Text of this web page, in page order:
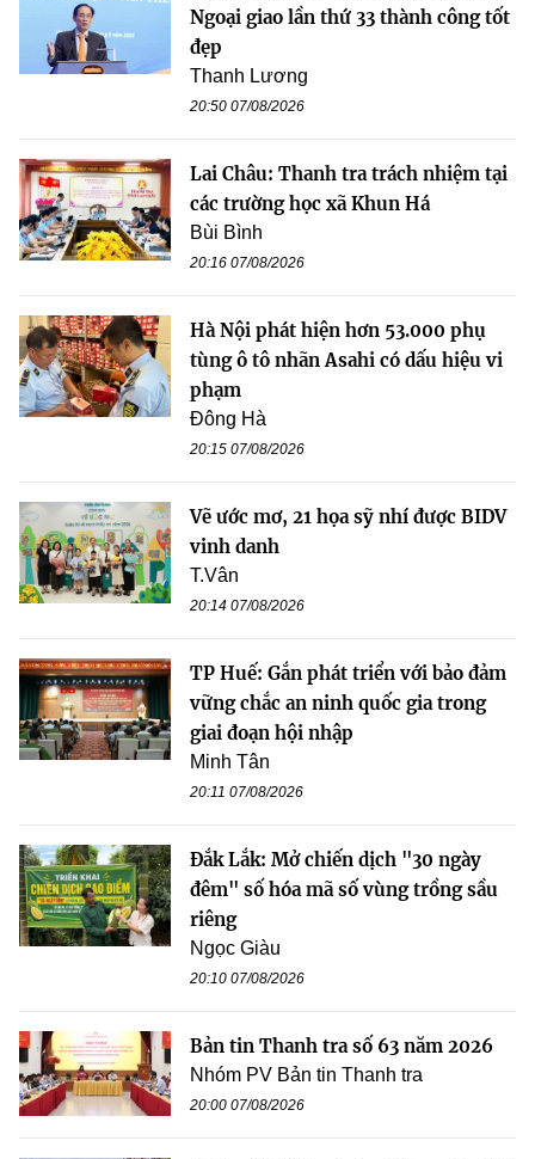
Ngoại giao lần thứ 33 thành công tốt
đẹp
Thanh Lương
20:50 07/08/2026
Lai Châu: Thanh tra trách nhiệm tại
các trường học xã Khun Há
Bùi Bình
20:16 07/08/2026
Hà Nội phát hiện hơn 53.000 phụ
tùng ô tô nhãn Asahi có dấu hiệu vi
phạm
Đông Hà
20:15 07/08/2026
Vẽ ước mơ, 21 họa sỹ nhí được BIDV
vinh danh
T.Vân
20:14 07/08/2026
TP Huế: Gắn phát triển với bảo đảm
vững chắc an ninh quốc gia trong
giai đoạn hội nhập
Minh Tân
20:11 07/08/2026
Đắk Lắk: Mở chiến dịch "30 ngày
đêm" số hóa mã số vùng trồng sầu
riêng
Ngọc Giàu
20:10 07/08/2026
Bản tin Thanh tra số 63 năm 2026
Nhóm PV Bản tin Thanh tra
20:00 07/08/2026